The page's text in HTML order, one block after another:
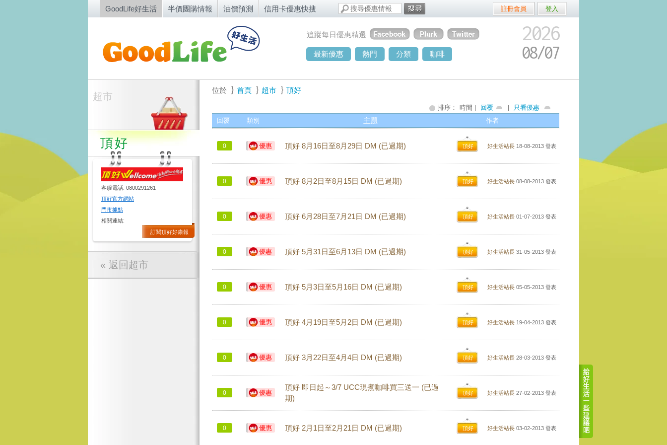
GoodLife好生活 半價團購情報 油價預測 信用卡優惠快搜 註冊會員 登入
追蹤每日優惠精選 2026
08/07
最新優惠 熱門 分類 咖啡
超市
頂好
客服電話: 0800291261
頂好官方網站
門市據點
相關連結:
訂閱頂好好康報
« 返回超市
位於 首頁 超市 頂好
排序： 時間 | 回覆
只看優惠
回覆
類別 主題 作者
0 優惠 頂好 8月16日至8月29日 DM (已過期) 頂好 好生活站長 18-08-2013 發表
0 優惠 頂好 8月2日至8月15日 DM (已過期) 頂好 好生活站長 08-08-2013 發表
0 優惠 頂好 6月28日至7月21日 DM (已過期) 頂好 好生活站長 01-07-2013 發表
0 優惠 頂好 5月31日至6月13日 DM (已過期) 頂好 好生活站長 31-05-2013 發表
0 優惠 頂好 5月3日至5月16日 DM (已過期) 頂好 好生活站長 05-05-2013 發表
0 優惠 頂好 4月19日至5月2日 DM (已過期) 頂好 好生活站長 19-04-2013 發表
0 優惠 頂好 3月22日至4月4日 DM (已過期) 頂好 好生活站長 28-03-2013 發表
0 優惠
頂好 即日起～3/7 UCC現煮咖啡買三送一 (已過
期)
頂好 好生活站長 27-02-2013 發表
0 優惠 頂好 2月1日至2月21日 DM (已過期) 頂好 好生活站長 03-02-2013 發表